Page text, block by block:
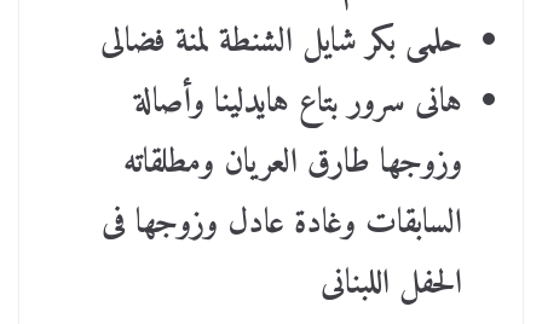
حلمى بكر شايل الشنطة لمنة فضالى
هانى سرور بتاع هايدلينا وأصالة
وزوجها طارق العريان ومطلقاته
السابقات وغادة عادل وزوجها فى
الحفل اللبنانى